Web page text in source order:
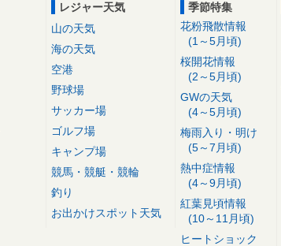
レジャー天気
山の天気
海の天気
空港
野球場
サッカー場
ゴルフ場
キャンプ場
競馬・競艇・競輪
釣り
お出かけスポット天気
季節特集
花粉飛散情報
(1～5月頃)
桜開花情報
(2～5月頃)
GWの天気
(4～5月頃)
梅雨入り・明け
(5～7月頃)
熱中症情報
(4～9月頃)
紅葉見頃情報
(10～11月頃)
ヒートショック